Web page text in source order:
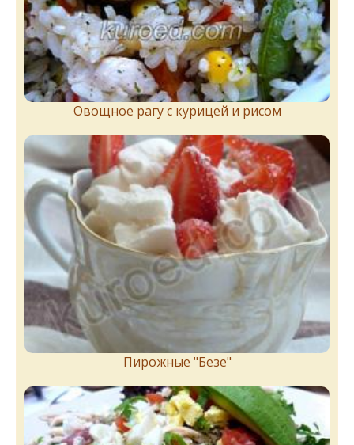
Овощное рагу с курицей и рисом
Пирожныe "Бeзe"